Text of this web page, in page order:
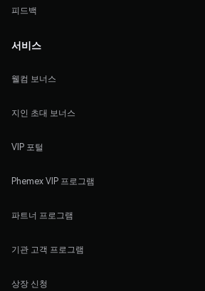
피드백
서비스
웰컴 보너스
지인 초대 보너스
VIP 포털
Phemex VIP 프로그램
파트너 프로그램
기관 고객 프로그램
상장 신청